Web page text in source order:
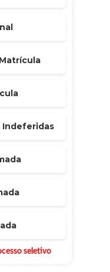
Indeferidas
seletivo